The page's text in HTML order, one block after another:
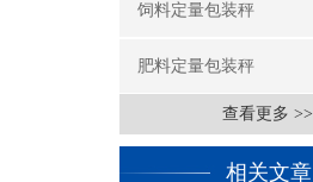
饲料定量包装秤
肥料定量包装秤
查看更多 >>
相关文章